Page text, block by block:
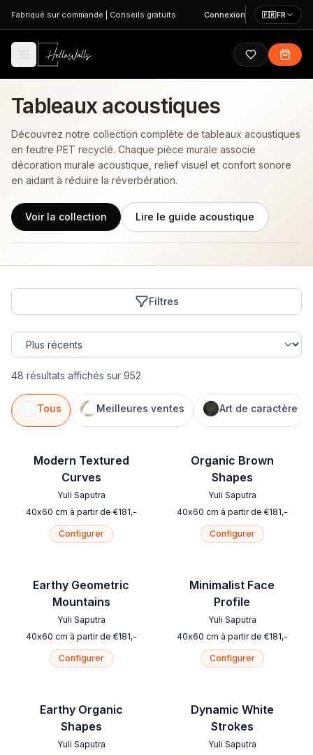
Aller au contenu principal
Fabriqué sur commande Conseils gratuits Connexion 🇫🇷FR
Tableaux acoustiques
Découvrez notre collection complète de tableaux acoustiques
en feutre PET recyclé. Chaque pièce murale associe
décoration murale acoustique, relief visuel et confort sonore
en aidant à réduire la réverbération.
Voir la collection Lire le guide acoustique
Filtres
48 résultats affichés sur 952
Tous Meilleures ventes Art de caractère
Modern Textured
Curves
Yuli Saputra
40x60 cm à partir de €181,-
Configurer
Earthy Geometric
Mountains
Yuli Saputra
40x60 cm à partir de €181,-
Configurer
Earthy Organic
Shapes
Yuli Saputra
Organic Brown
Shapes
Yuli Saputra
40x60 cm à partir de €181,-
Configurer
Minimalist Face
Profile
Yuli Saputra
40x60 cm à partir de €181,-
Configurer
Dynamic White
Strokes
Yuli Saputra